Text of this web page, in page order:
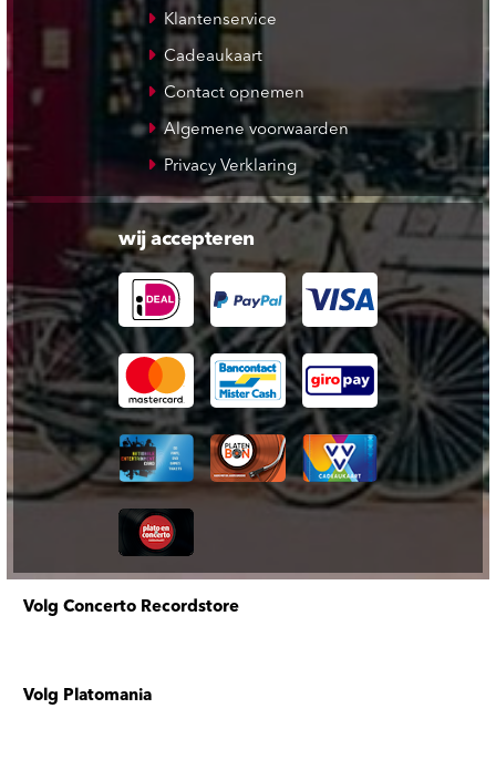
Klantenservice
Cadeaukaart
Contact opnemen
Algemene voorwaarden
Privacy Verklaring
wij accepteren
Volg Concerto Recordstore
Volg Platomania